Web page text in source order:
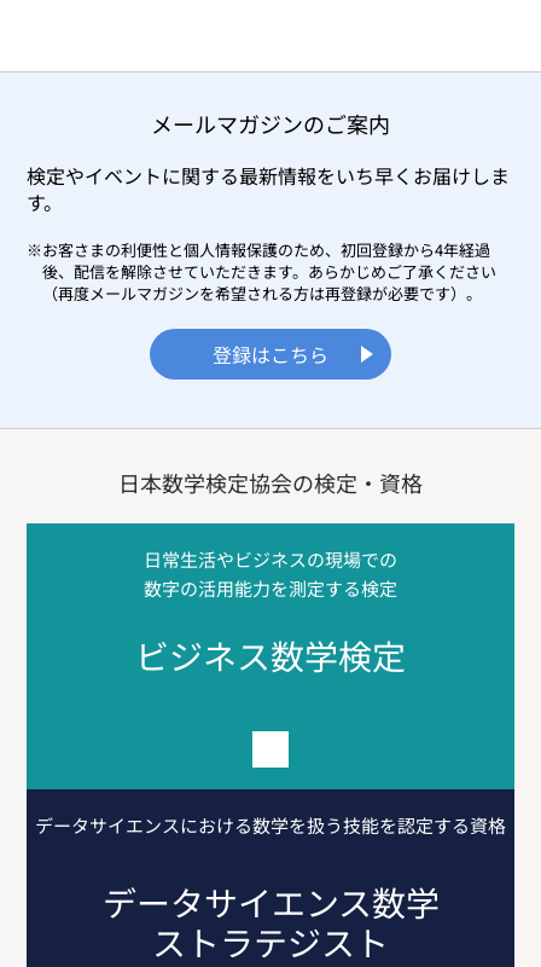
メールマガジンのご案内
検定やイベントに関する最新情報をいち早くお届けしま
す。
※お客さまの利便性と個人情報保護のため、初回登録から4年経過
後、配信を解除させていただきます。 あらかじめご了承ください
（再度メールマガジンを希望される方は再登録が必要です）。
登録はこちら
日本数学検定協会の検定・資格
日常生活やビジネスの現場での
数字の活用能力を測定する検定
ビジネス数学検定
データサイエンスにおける数学を扱う技能を認定する資格
データサイエンス数学
ストラテジスト